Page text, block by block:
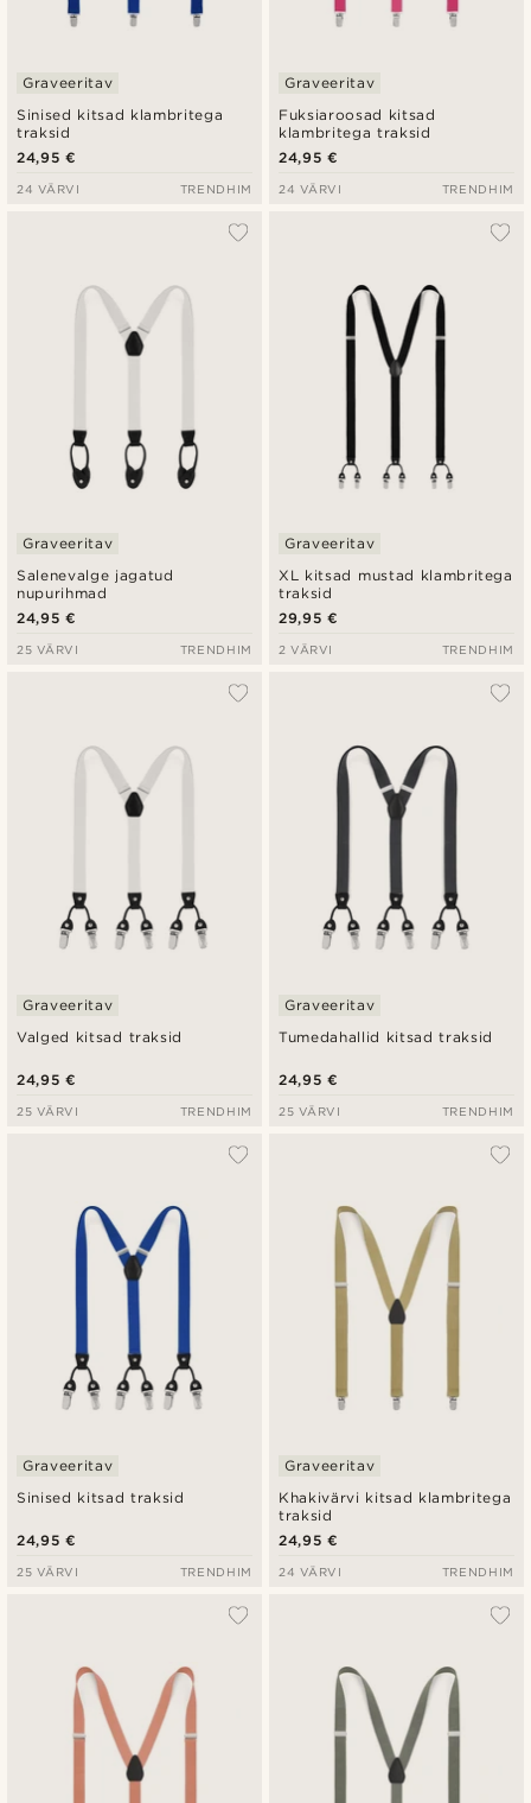
Sinised kitsad klambritega
traksid
Graveeritav
24,95 €
24 VÄRVI TRENDHIM
Fuksiaroosad kitsad
klambritega traksid
Graveeritav
24,95 €
24 VÄRVI TRENDHIM
Salenevalge jagatud
nupurihmad
Graveeritav
24,95 €
25 VÄRVI TRENDHIM
XL kitsad mustad klambritega
traksid
Graveeritav
29,95 €
2 VÄRVI TRENDHIM
Valged kitsad traksid
Graveeritav
24,95 €
25 VÄRVI TRENDHIM
Tumedahallid kitsad traksid
Graveeritav
24,95 €
25 VÄRVI TRENDHIM
Sinised kitsad traksid
Graveeritav
24,95 €
25 VÄRVI TRENDHIM
Khakivärvi kitsad klambritega
traksid
Graveeritav
24,95 €
24 VÄRVI TRENDHIM